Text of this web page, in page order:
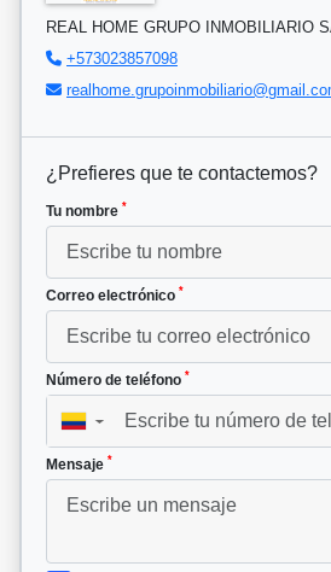
REAL HOME GRUPO INMOBILIARIO
+573023857098
¿Prefieres que te contactemos?
Tu nombre *
Correo electrónico *
Número de teléfono *
▼
Mensaje *